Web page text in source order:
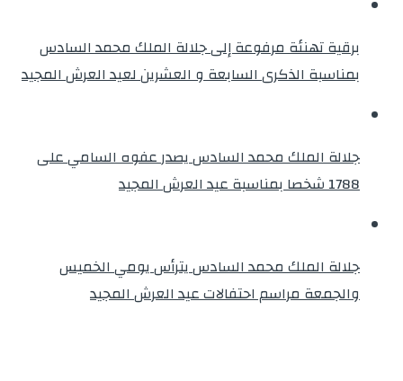
برقية تهنئة مرفوعة إلى جلالة الملك محمد السادس
بمناسبة الذكرى السابعة و العشرين لعيد العرش المجيد
جلالة الملك محمد السادس يصدر عفوه السامي على
1788 شخصا بمناسبة عيد العرش المجيد
جلالة الملك محمد السادس يترأس يومي الخميس
والجمعة مراسم احتفالات عيد العرش المجيد